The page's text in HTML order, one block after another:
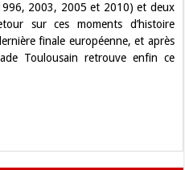
Toulousain
!
2003, 2005 et 2010) et deux
sur ces moments d’histoire
finale européenne, et après
Toulousain retrouve enfin ce